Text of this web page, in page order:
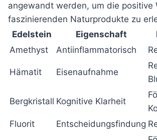
angewandt werden, um die positive
faszinierenden Naturprodukte zu
Edelstein
Eigenschaft
Amethyst
Antiinflammatorisch
Hämatit Eisenaufnahme
Bergkristall Kognitive Klarheit
Fluorit
Entscheidungsfindung